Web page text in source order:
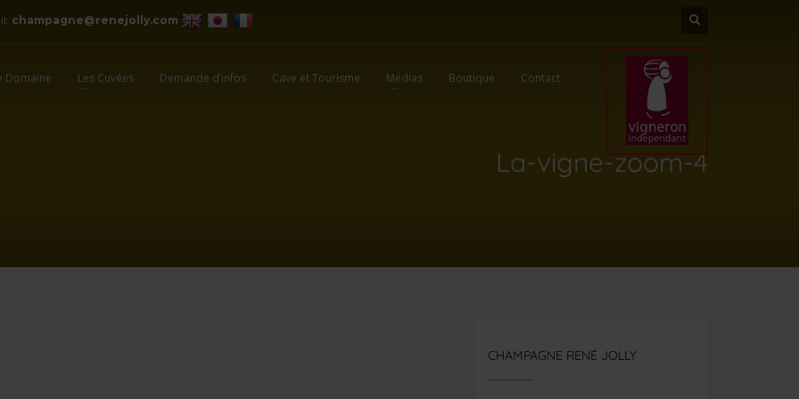
champagne@renejolly.com
Domaine Les Cuvées Demande d’infos Cave et Tourisme Médias Boutique Contact
La-vigne-zoom-4
CHAMPAGNE RENÉ JOLLY